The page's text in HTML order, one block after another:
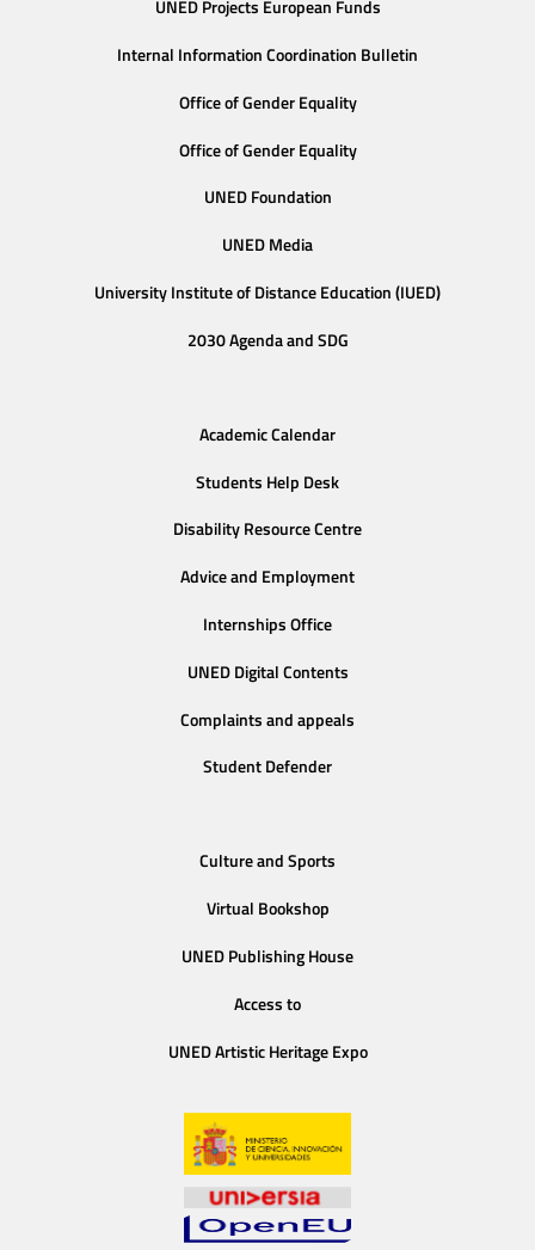
UNED Projects European Funds
Internal Information Coordination Bulletin
Office of Gender Equality
Office of Gender Equality
UNED Foundation
UNED Media
University Institute of Distance Education (IUED)
2030 Agenda and SDG
Academic Calendar
Students Help Desk
Disability Resource Centre
Advice and Employment
Internships Office
UNED Digital Contents
Complaints and appeals
Student Defender
Culture and Sports
Virtual Bookshop
UNED Publishing House
Access to
UNED Artistic Heritage Expo